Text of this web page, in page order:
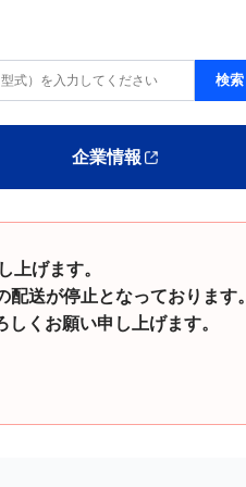
企業情報
上げます。
が停止となっております。
お願い申し上げます。